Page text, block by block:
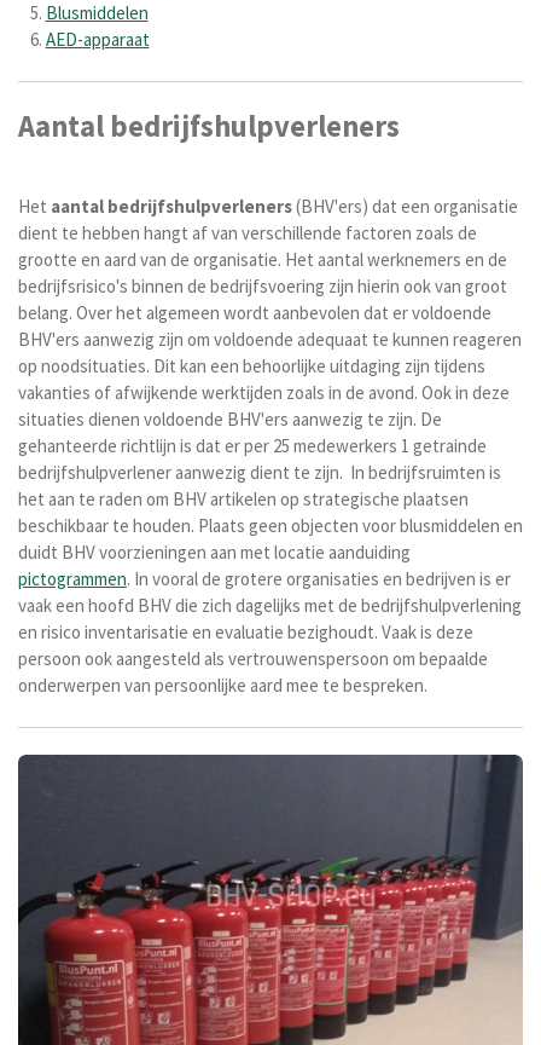
Blusmiddelen
AED-apparaat
Aantal bedrijfshulpverleners
Het aantal bedrijfshulpverleners(BHV'ers) dat een organisatie
dient te hebben hangt af van verschillende factoren zoals de
grootte en aard van de organisatie. Het aantal werknemers en de
bedrijfsrisico's binnen de bedrijfsvoering zijn hierin ook van groot
belang. Over het algemeen wordt aanbevolen dat er voldoende
BHV'ers aanwezig zijn om voldoende adequaat te kunnen reageren
op noodsituaties. Dit kan een behoorlijke uitdaging zijn tijdens
vakanties of afwijkende werktijden zoals in de avond. Ook in deze
situaties dienen voldoende BHV'ers aanwezig te zijn. De
gehanteerde richtlijn is dat er per 25 medewerkers 1 getrainde
bedrijfshulpverlener aanwezig dient te zijn. In bedrijfsruimten is
het aan te raden om BHV artikelen op strategische plaatsen
beschikbaar te houden. Plaats geen objecten voor blusmiddelen en
duidt BHV voorzieningen aan met locatie aanduiding
pictogrammen. In vooral de grotere organisaties en bedrijven is er
vaak een hoofd BHV die zich dagelijks met de bedrijfshulpverlening
en risico inventarisatie en evaluatie bezighoudt. Vaak is deze
persoon ook aangesteld als vertrouwenspersoon om bepaalde
onderwerpen van persoonlijke aard mee te bespreken.